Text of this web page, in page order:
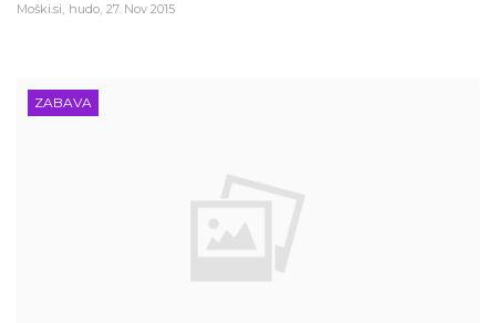
Moški.si hudo 27. Nov 2015
ZABAVA